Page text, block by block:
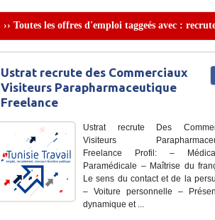
›› Toutes les offres d'emploi taggeés avec :
Ustrat recrute des Commerciaux
Visiteurs Parapharmaceutique
Freelance
Ustrat recrute Des
Visiteurs
Freelance Profil: –
Paramédicale – Maîtrise du
Le sens du contact et de la
– Voiture personnelle –
dynamique et ...